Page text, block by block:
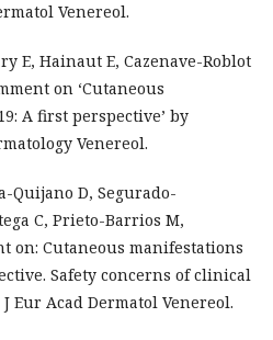
Venereol.
E, Hainaut E, Cazenave-Roblot
on ‘Cutaneous
A first perspective’ by
Venereol.
Quijano D, Segurado-
C, Prieto-Barrios M,
on: Cutaneous manifestations
Safety concerns of clinical
Eur Acad Dermatol Venereol.